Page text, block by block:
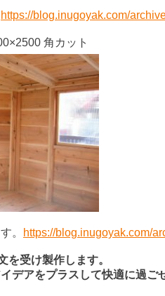
https://blog.inugoyak.com/
角カット
。 https://blog.inugoyak.com/
を受け製作します。
デアをプラスして快適に過ご